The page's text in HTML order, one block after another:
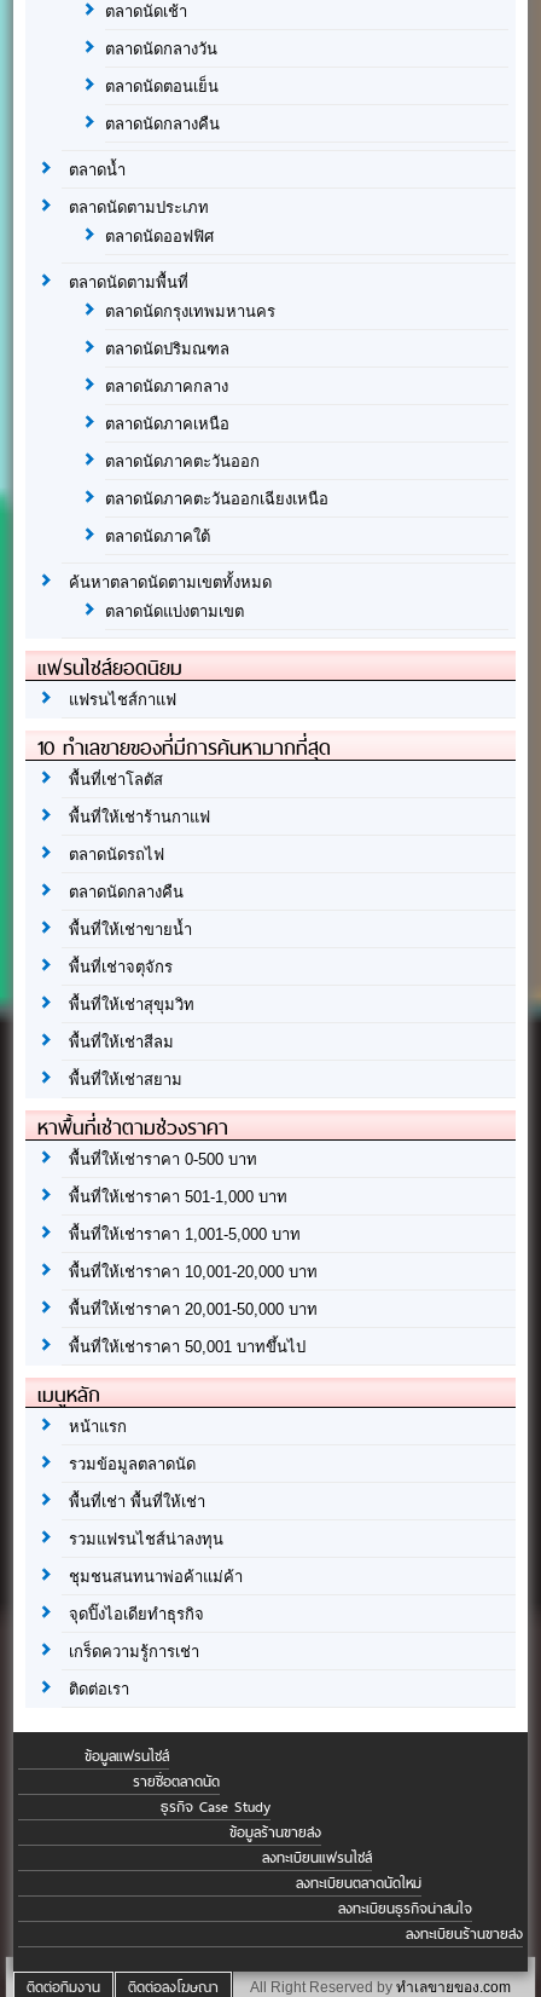
ตลาดนัดเช้า
ตลาดนัดกลางวัน
ตลาดนัดตอนเย็น
ตลาดนัดกลางคืน
ตลาดน้ำ
ตลาดนัดตามประเภท
ตลาดนัดออฟฟิศ
ตลาดนัดตามพื้นที่
ตลาดนัดกรุงเทพมหานคร
ตลาดนัดปริมณฑล
ตลาดนัดภาคกลาง
ตลาดนัดภาคเหนือ
ตลาดนัดภาคตะวันออก
ตลาดนัดภาคตะวันออกเฉียงเหนือ
ตลาดนัดภาคใต้
ค้นหาตลาดนัดตามเขตทั้งหมด
ตลาดนัดแบ่งตามเขต
แฟรนไชส์ยอดนิยม
แฟรนไชส์กาแฟ
10 ทำเลขายของที่มีการค้นหามากที่สุด
พื้นที่เช่าโลตัส
พื้นที่ให้เช่าร้านกาแฟ
ตลาดนัดรถไฟ
ตลาดนัดกลางคืน
พื้นที่ให้เช่าขายน้ำ
พื้นที่เช่าจตุจักร
พื้นที่ให้เช่าสุขุมวิท
พื้นที่ให้เช่าสีลม
พื้นที่ให้เช่าสยาม
หาพื้นที่เช่าตามช่วงราคา
พื้นที่ให้เช่าราคา 0-500 บาท
พื้นที่ให้เช่าราคา 501-1,000 บาท
พื้นที่ให้เช่าราคา 1,001-5,000 บาท
พื้นที่ให้เช่าราคา 10,001-20,000 บาท
พื้นที่ให้เช่าราคา 20,001-50,000 บาท
พื้นที่ให้เช่าราคา 50,001 บาทขึ้นไป
เมนูหลัก
หน้าแรก
รวมข้อมูลตลาดนัด
พื้นที่เช่า พื้นที่ให้เช่า
รวมแฟรนไชส์น่าลงทุน
ชุมชนสนทนาพ่อค้าแม่ค้า
จุดปิ๊งไอเดียทำธุรกิจ
เกร็ดความรู้การเช่า
ติดต่อเรา
ข้อมูลแฟรนไชส์
รายชื่อตลาดนัด
ธุรกิจ Case Study
ข้อมูลร้านขายส่ง
ลงทะเบียนแฟรนไชส์
ลงทะเบียนตลาดนัดใหม่
ลงทะเบียนธุรกิจน่าสนใจ
ลงทะเบียนร้านขายส่ง
ติดต่อทีมงาน ติดต่อลงโฆษณา All Right Reserved by ทำเลขายของ.com